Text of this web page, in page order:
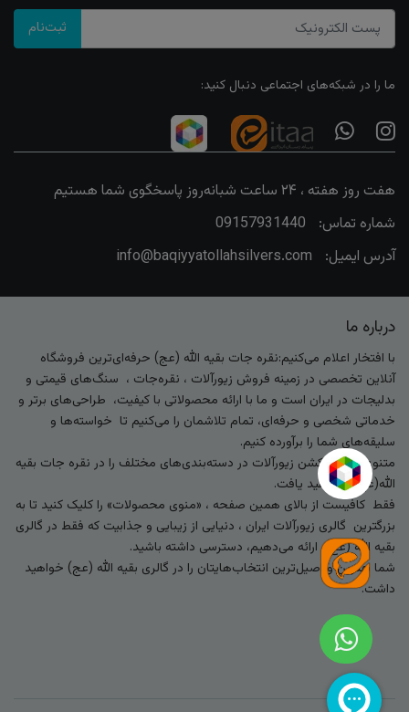
ثبت‌نام
ما را در شبکه‌های اجتماعی دنبال کنید:
هفت روز هفته ، ۲۴ ساعت شبانه‌روز پاسخگوی شما هستیم
شماره تماس:
09157931440
آدرس ایمیل:
info@baqiyyatollahsilvers.com
درباره ما
با افتخار اعلام می‌کنیم:نقره جات بقیه الله (عج) حرفه‌ای‌ترین فروشگاه
آنلاین تخصصی در زمینه فروش زیورآلات ، نقره‌جات ، سنگ‌های قیمتی و
بدلیجات در ایران است و ما با ارائه محصولاتی با کیفیت، طراحی‌های برتر و
خدماتی شخصی و حرفه‌ای، تمام تلاشمان را می‌کنیم تا خواسته‌ها و
سلیقه‌های شما را برآورده کنیم.
متنوع‌ترین کالکشن زیورآلات در دسته‌بندی‌های مختلف را در نقره جات بقیه
الله(عج) خواهید یافت.
فقط کافیست از بالای همین صفحه ، «منوی محصولات» را کلیک کنید تا به
بزرگترین گالری زیورآلات ایران ، دنیایی از زیبایی و جذابیت که فقط در گالری
بقیه الله (عج) ارائه می‌دهیم، دسترسی داشته باشید.
شما بهترین و اصیل‌ترین انتخاب‌هایتان را در گالری بقیه الله (عج) خواهید
داشت.